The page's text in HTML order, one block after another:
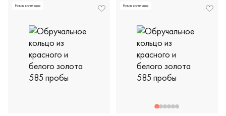
Новая коллекция Новая коллекция